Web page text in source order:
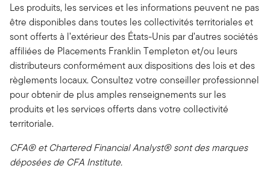
Les produits, les services et les informations peuvent ne pas
être disponibles dans toutes les collectivités territoriales et
sont offerts à l’extérieur des États-Unis par d’autres sociétés
affiliées de Placements Franklin Templeton et/ou leurs
distributeurs conformément aux dispositions des lois et des
règlements locaux. Consultez votre conseiller professionnel
pour obtenir de plus amples renseignements sur les
produits et les services offerts dans votre collectivité
territoriale.
CFA® et Chartered Financial Analyst® sont des marques
déposées de CFA Institute.